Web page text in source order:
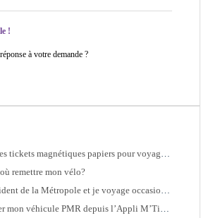
!
à votre demande ?
Puis-je utiliser mes tickets magnétiques papiers pour voyager sur le réseau TaM ?
remettre mon vélo?
Je ne suis pas résident de la Métropole et je voyage occasionnellement sur le réseau TaM, comment puis-je acheter mon titre de transport ?
Comment déclarer mon véhicule PMR depuis l’Appli M’Ticket TaM ?